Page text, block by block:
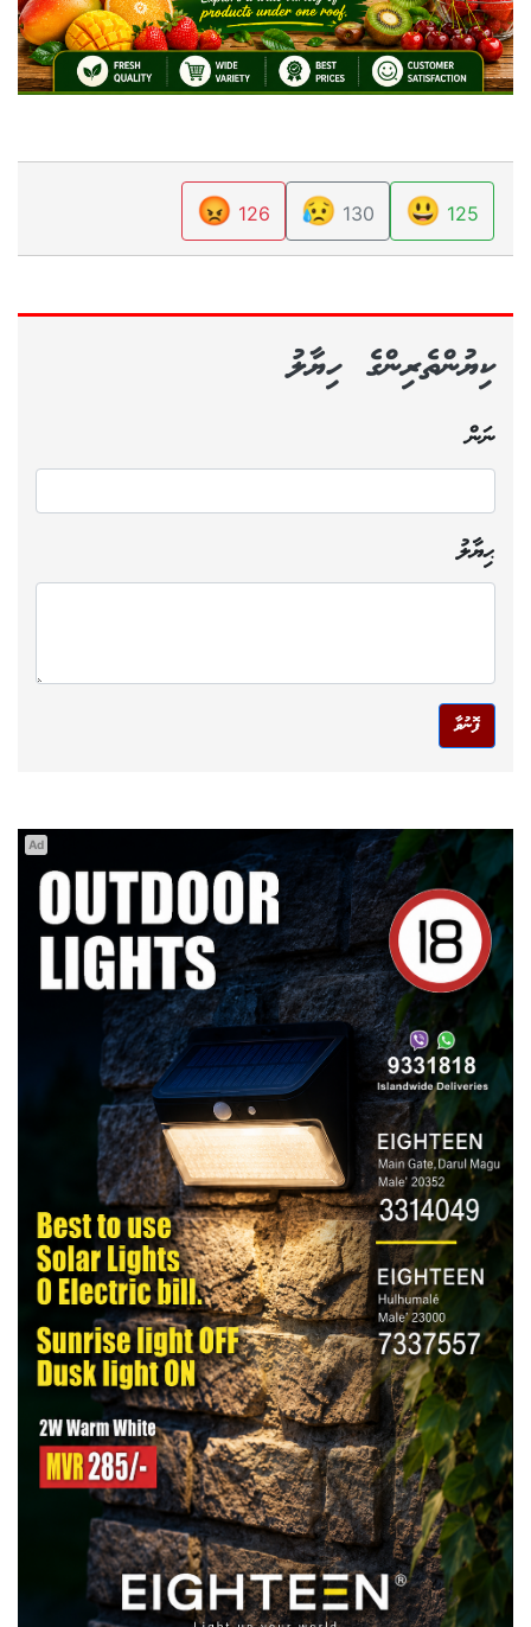
125
😃
130
😥
126
😡
ކިޔުންތެރިންގެ ހިޔާލު
ނަން
ޙިޔާލު
ފޮނުވާ
Ad